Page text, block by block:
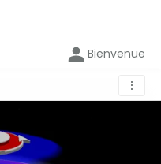
Bienvenue
⋮